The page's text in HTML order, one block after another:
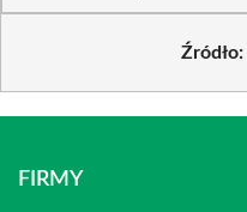
Źródło:
FIRMY